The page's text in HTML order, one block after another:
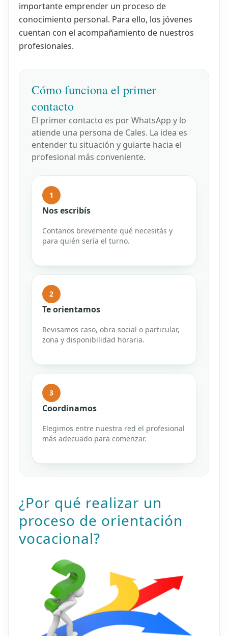
importante emprender un proceso de
conocimiento personal. Para ello, los jóvenes
cuentan con el acompañamiento de nuestros
profesionales.
Cómo funciona el primer
contacto
El primer contacto es por WhatsApp y lo
atiende una persona de Cales. La idea es
entender tu situación y guiarte hacia el
profesional más conveniente.
1
Nos escribís
Contanos brevemente qué necesitás y
para quién sería el turno.
2
Te orientamos
Revisamos caso, obra social o particular,
zona y disponibilidad horaria.
3
Coordinamos
Elegimos entre nuestra red el profesional
más adecuado para comenzar.
¿Por qué realizar un
proceso de orientación
vocacional?